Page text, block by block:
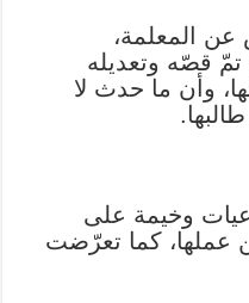
المعلمة،
تمّ قصّه وتعديله
وأن ما حدث لا
وخيمة على
عملها، كما تعرّضت